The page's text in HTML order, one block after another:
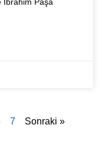
İbrahim Paşa
7 Sonraki »